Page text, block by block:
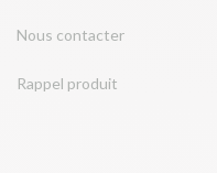
Nous contacter
Rappel produit